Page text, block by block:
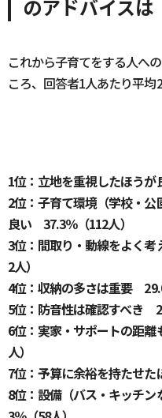
のアドバイス
これから子育てをする人へ
ころ、回答者1人あたり平均
1位：立地を重視したほうが
2位：子育て環境（学校・
良い 37.3％（112人）
3位：間取り・動線をよく
2人）
4位：収納の多さは重要
5位：防音性は確認すべき
6位：実家・サポートの距
人）
7位：予算に余裕を持たせ
8位：設備（バス・キッチ